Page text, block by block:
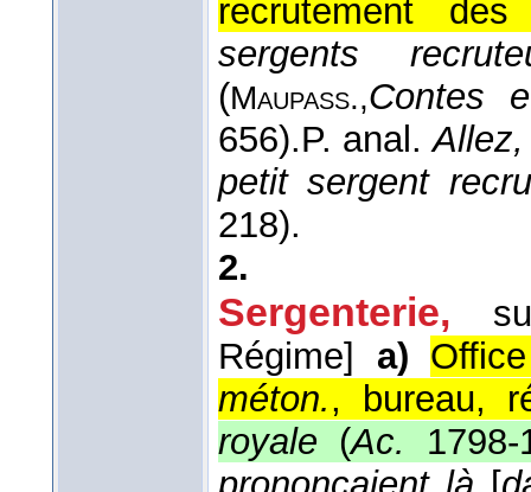
recrutement des
sergents
(Maupass.,Contes
656).P. anal.
petit sergent
218).
2.
Sergenterie,
Régime]
a)
méton., bureau,
royale (Ac.
1798-